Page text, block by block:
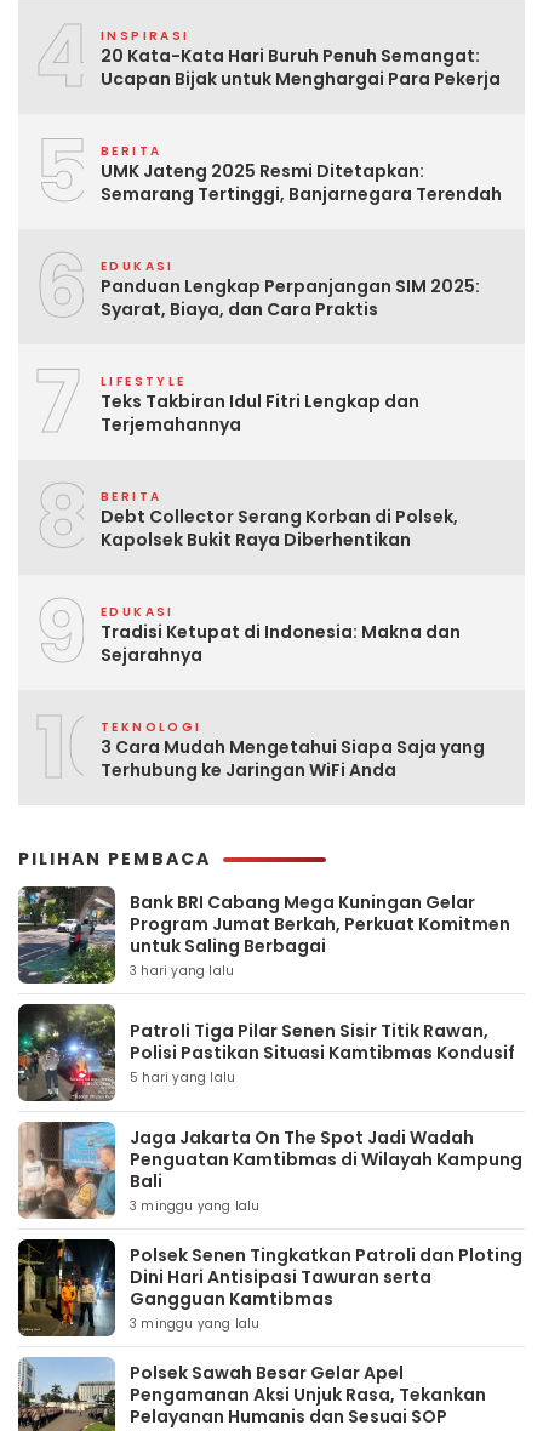
4 INSPIRASI
20 Kata-Kata Hari Buruh Penuh Semangat:
Ucapan Bijak untuk Menghargai Para Pekerja
5 BERITA
UMK Jateng 2025 Resmi Ditetapkan:
Semarang Tertinggi, Banjarnegara Terendah
6 EDUKASI
Panduan Lengkap Perpanjangan SIM 2025:
Syarat, Biaya, dan Cara Praktis
7 LIFESTYLE
Teks Takbiran Idul Fitri Lengkap dan
Terjemahannya
8 BERITA
Debt Collector Serang Korban di Polsek,
Kapolsek Bukit Raya Diberhentikan
9 EDUKASI
Tradisi Ketupat di Indonesia: Makna dan
Sejarahnya
10TEKNOLOGI
3 Cara Mudah Mengetahui Siapa Saja yang
Terhubung ke Jaringan WiFi Anda
PILIHAN PEMBACA
Bank BRI Cabang Mega Kuningan Gelar
Program Jumat Berkah, Perkuat Komitmen
untuk Saling Berbagai
3 hari yang lalu
Patroli Tiga Pilar Senen Sisir Titik Rawan,
Polisi Pastikan Situasi Kamtibmas Kondusif
5 hari yang lalu
Jaga Jakarta On The Spot Jadi Wadah
Penguatan Kamtibmas di Wilayah Kampung
Bali
3 minggu yang lalu
Polsek Senen Tingkatkan Patroli dan Ploting
Dini Hari Antisipasi Tawuran serta
Gangguan Kamtibmas
3 minggu yang lalu
Polsek Sawah Besar Gelar Apel
Pengamanan Aksi Unjuk Rasa, Tekankan
Pelayanan Humanis dan Sesuai SOP